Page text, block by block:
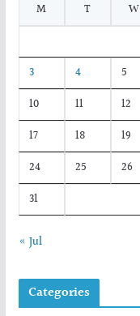
M
T W
3
4 5
10
11 12
17
18 19
24
25 26
31
« Jul
Categories